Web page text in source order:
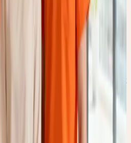
信息化建设先进单位。依托集团
”家政服务智能化关键技术研发示
矩阵
在人才梯队建设上投入重金，打造
教学基地